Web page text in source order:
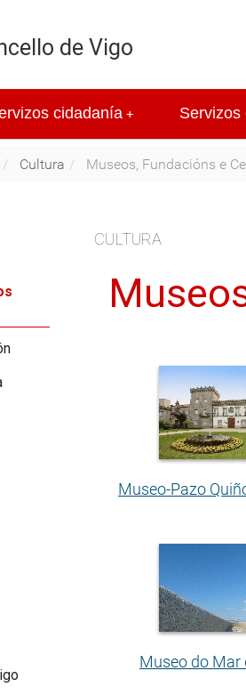
de Vigo
+
cidadanía Servizos
Cultura Museos, Fundacións e
CULTURA
Museo-Pazo
Museo do Mar